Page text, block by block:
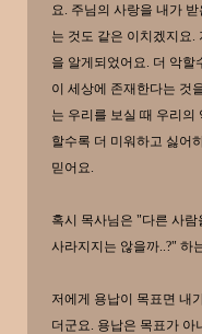
요. 주님의 사랑을 내가
는 것도 같은 이치겠지요.
을 알게되었어요. 더 악할
이 세상에 존재한다는 것
는 우리를 보실 때 우리의
할수록 더 미워하고 싫어
믿어요.
혹시 목사님은 "다른 사
사라지지는 않을까..?" 하
저에게 용납이 목표면 내
더군요. 용납은 목표가 아